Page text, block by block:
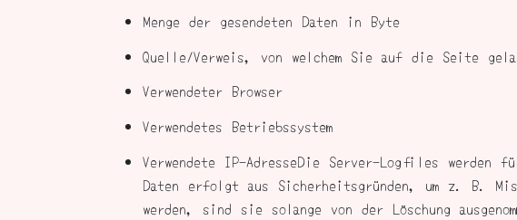
Menge der gesendeten Daten in Byte
Quelle/Verweis, von welchem Sie auf die Seite
Verwendeter Browser
Verwendetes Betriebssystem
Verwendete IP-AdresseDie Server-Logfiles werden
Daten erfolgt aus Sicherheitsgründen, um z. B.
werden, sind sie solange von der Löschung